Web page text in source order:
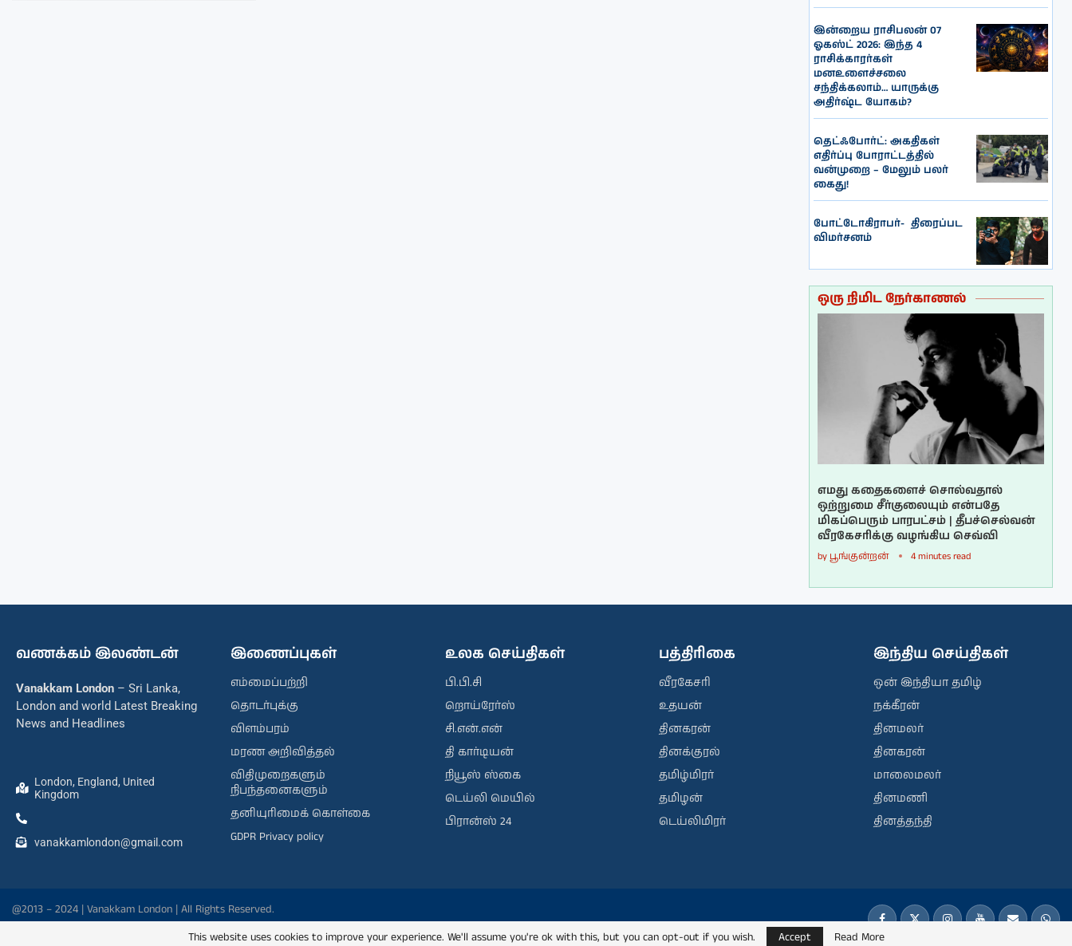
இன்றைய ராசிபலன் 07
ஓகஸ்ட் 2026: இந்த 4
ராசிக்காரர்கள்
மனஉளைச்சலை
சந்திக்கலாம்… யாருக்கு
அதிர்ஷ்ட யோகம்?
தெட்ஃபோர்ட்: அகதிகள்
எதிர்ப்பு போராட்டத்தில்
வன்முறை – மேலும் பலர்
கைது!
போட்டோகிராபர்- ‌ திரைப்பட
விமர்சனம்
ஒரு நிமிட நேர்காணல்
எமது கதைகளைச் சொல்வதால்
ஒற்றுமை சீர்குலையும் என்பதே
மிகப்பெரும் பாரபட்சம் | தீபச்செல்வன்
வீரகேசரிக்கு வழங்கிய செவ்வி
by பூங்குன்றன் 4 minutes read
வணக்கம் இலண்டன்
Vanakkam London – Sri Lanka,
London and world Latest Breaking
News and Headlines
London, England, United
Kingdom
vanakkamlondon@gmail.com
இணைப்புகள்
எம்மைப்பற்றி
தொடர்புக்கு
விளம்பரம்
மரண அறிவித்தல்
விதிமுறைகளும்
நிபந்தனைகளும்
தனியுரிமைக் கொள்கை
GDPR Privacy policy
உலக செய்திகள்
பி.பி.சி
றொய்ரேர்ஸ்
சி.என்.என்
தி கார்டியன்
நியூஸ் ஸ்கை
டெய்லி மெயில்
பிரான்ஸ் 24
பத்திரிகை
வீரகேசரி
உதயன்
தினகரன்
தினக்குரல்
தமிழ்மிரர்
தமிழன்
டெய்லிமிரர்
இந்திய செய்திகள்
ஒன் இந்தியா தமிழ்
நக்கீரன்
தினமலர்
தினகரன்
மாலைமலர்
தினமணி
தினத்தந்தி
@2013 – 2024 | Vanakkam London | All Rights Reserved.
This website uses cookies to improve your experience. We'll assume you're ok with this, but you can opt-out if you wish.
Accept Read More